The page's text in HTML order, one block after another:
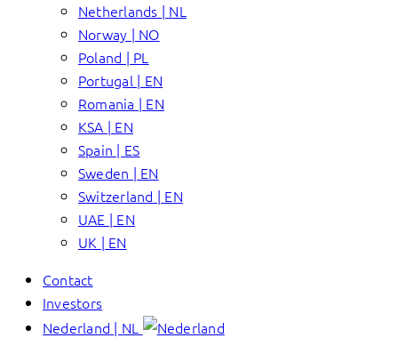
Netherlands | NL
Norway | NO
Poland | PL
Portugal | EN
Romania | EN
KSA | EN
Spain | ES
Sweden | EN
Switzerland | EN
UAE | EN
UK | EN
Contact
Investors
Nederland | NL